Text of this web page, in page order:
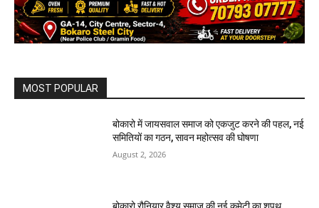
MOST POPULAR
बोकारो में जायसवाल समाज को एकजुट करने की पहल, नई
समितियों का गठन, सावन महोत्सव की घोषणा
August 2, 2026